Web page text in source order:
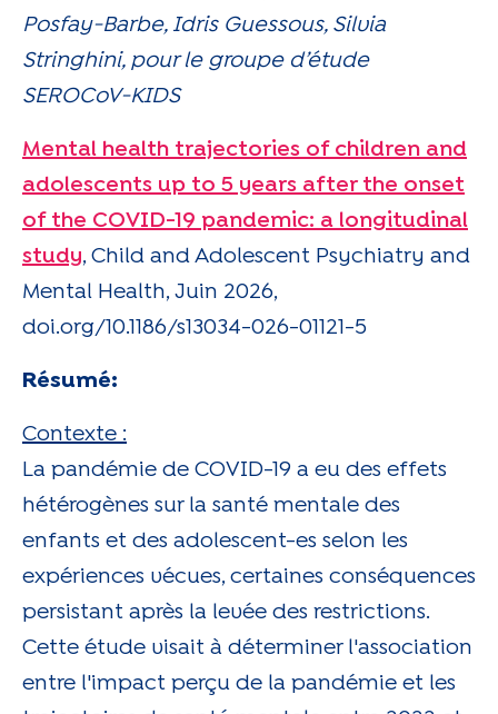
Posfay-Barbe, Idris Guessous, Silvia
Stringhini, pour le groupe d’étude
SEROCoV-KIDS
Mental health trajectories of children and
adolescents up to 5 years after the onset
of the COVID-19 pandemic: a longitudinal
study, Child and Adolescent Psychiatry and
Mental Health, Juin 2026,
doi.org/10.1186/s13034-026-01121-5
Résumé:
Contexte :
La pandémie de COVID-19 a eu des effets
hétérogènes sur la santé mentale des
enfants et des adolescent-es selon les
expériences vécues, certaines conséquences
persistant après la levée des restrictions.
Cette étude visait à déterminer l'association
entre l'impact perçu de la pandémie et les